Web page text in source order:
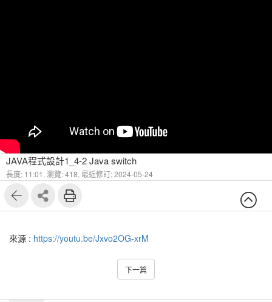
JAVA程式設計1_4-2 Java switch
長度: 11:01, 瀏覽: 418, 最近修訂: 2024-05-24
來源 : https://youtu.be/Jxvo2OG-xrM
下一篇